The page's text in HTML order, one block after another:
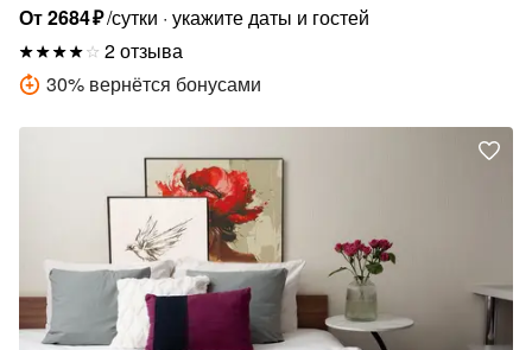
От2684₽/сутки укажите даты и гостей
2 отзыва
30% вернётся бонусами